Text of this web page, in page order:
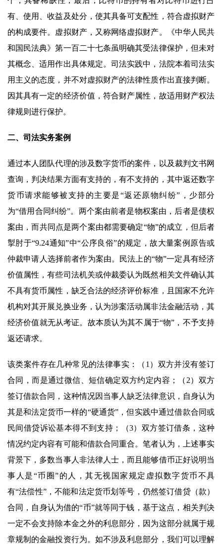
有、使用、收益及处分，使其具备可支配性，符合虚拟财产
的构成要件。虚拟财产，又称网络虚拟财产。《中华人民共
和国民法典》第一百二十七条虽明确其受法律保护，但未对
其概念、适用作出具体规定。司法实践中，法院本着司法实
用主义的态度，并不对虚拟财产的法律性质作出直接判断。
因其具有一定的经济价值，符合财产属性，故适用财产权法
律规则进行保护。
二、司法实务案例
通过本人团队代理的涉及数字货币的案件，以及裁判文书网
查询，判决结果方面有支持的，有不支持的，其中返还数字
货币请求能够被支持的主要是“返还原物纠纷”，少部分
为“借用合同纠纷”。两个案由前者是物权案由，后者是债权
案由，而共同点是两个案由都需要确定“物”的成立，但后者
掣肘于“9.24通知”中“公序良俗”的规定，故大量案例原告或
仲裁申请人选择前者作为案由。民法上的“物”一定具有经济
价值属性，有些司法机关或仲裁委认为既然相关文件确认其
不具有货币属性，缺乏合法的经济评价标准，且国家不允许
机构对其开展兑换业务，认为涉案活动属非法金融活动，其
经济价值就无从考证。故本质认为其不属于“物”，不予支持
返还请求。
该类案件存在几种常见的法律事实：（1）双方并没有签订
合同，而是通过微信、短信确定双方约定内容；（2）双方
签订借款合同，这种情况因当事人缺乏法律意识，自身认为
其是和法定货币一样的“硬通货”，但实践中通过借款合同或
民间借贷诉讼基本得不到支持；（3）双方签订借条，这种
情况约定内容有可能和借款合同重合。笔者认为，上述事实
背景下，多数当事人非法律人士，而且能够借币正好说明当
事人是“币圈”的人，其无视国家规定虚拟数字货币不具
有“法偿性”，不能和法定货币划等号，仍然签订借贷（款）
合同，自身认为借的“币”就等同于钱，基于这点，相关判决
一定不会支持除本金之外的利息部分，因为这部分就属于规
章规制的金融投资行为。如不涉及利息部分，我们可以理解